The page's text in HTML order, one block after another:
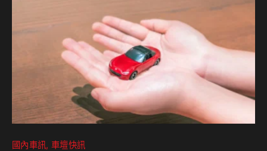
國內車訊 車壇快訊